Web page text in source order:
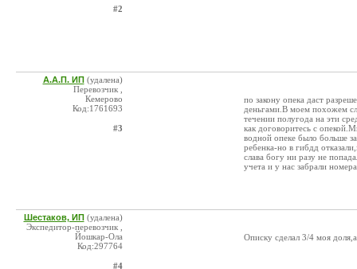
#2
А.А.П. ИП (удалена)
Перевозчик ,
Кемерово
Код:1761693
#3
по закону опека даст
деньгами.В моем похожем
течении полугода на эти
как договоритесь с
водной опеке было больше
ребенка-но в гибдд
слава богу ни разу не
учета и у нас забрали
Шестаков, ИП (удалена)
Экспедитор-перевозчик ,
Йошкар-Ола
Код:297764
#4
Описку сделал 3/4 моя